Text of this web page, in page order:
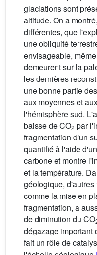
glaciations sont
altitude. On a
différentes, que
une obliquité
envisageable,
demeurent sur la
les dernières
une bonne partie
aux moyennes et
l'hémisphère sud.
baisse de CO2 par
fragmentation d'un
quantifié à l'aide
carbone et montre
et la température.
géologique, d'autres
comme la mise en
fragmentation, a
de diminution du CO
dégazage important
fait un rôle de